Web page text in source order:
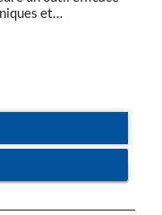
et
L’emailing est en
relationnel
clients, informer et